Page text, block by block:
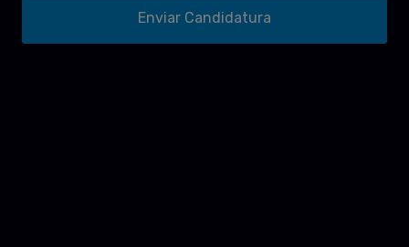
Enviar Candidatura